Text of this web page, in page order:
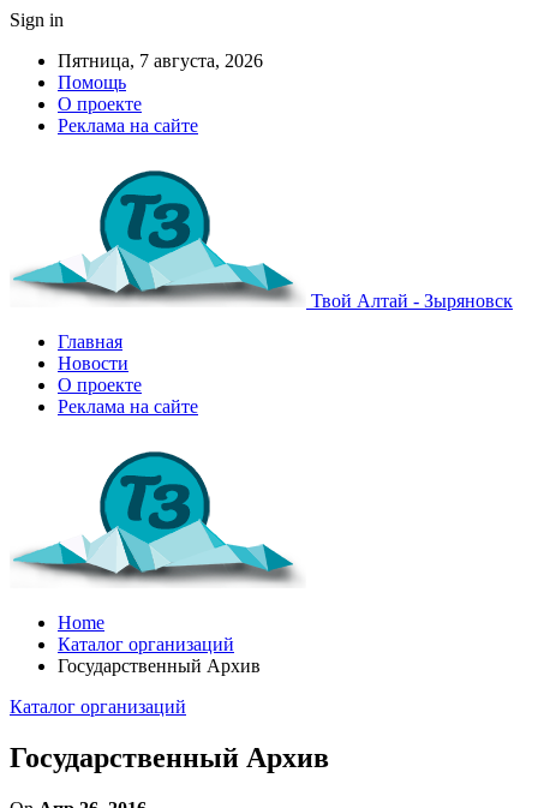
Sign in
Пятница, 7 августа, 2026
Помощь
О проекте
Реклама на сайте
Твой Алтай - Зыряновск
Главная
Новости
О проекте
Реклама на сайте
Home
Каталог организаций
Государственный Архив
Каталог организаций
Государственный Архив